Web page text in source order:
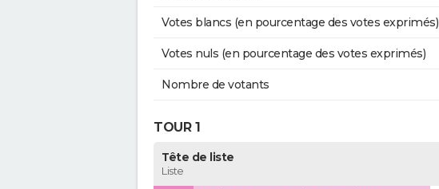
Votes blancs (en pourcentage des votes exprimés)
Votes nuls (en pourcentage des votes exprimés)
Nombre de votants
TOUR 1
Tête de liste
Liste